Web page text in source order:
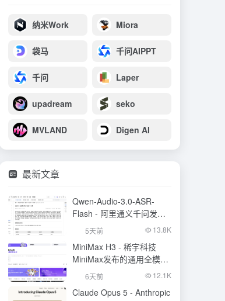
纳米Work Miora
袋马 千问AIPPT
千问 Laper
upadream seko
MVLAND Digen AI
最新文章
Qwen-Audio-3.0-ASR-
Flash - 阿里通义千问发布
的语音识别大模型
5天前 13.8K
MiniMax H3 - 稀宇科技
MiniMax发布的通用全模态
生成模型
6天前 12.1K
Claude Opus 5 - Anthropic